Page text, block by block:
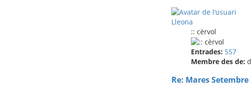
Lleona
:: cèrvol
Entrades: 557
Membre des de:
Re: Mares Setembre